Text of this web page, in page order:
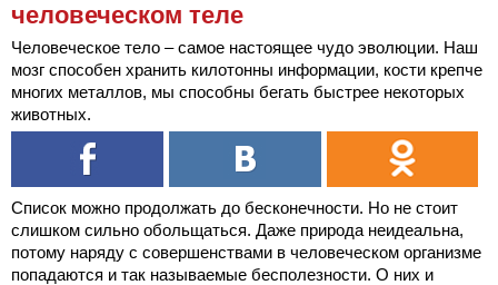
человеческом теле
Человеческое тело – самое настоящее чудо эволюции. Наш
мозг способен хранить килотонны информации, кости крепче
многих металлов, мы способны бегать быстрее некоторых
животных.
Список можно продолжать до бесконечности. Но не стоит
слишком сильно обольщаться. Даже природа неидеальна,
потому наряду с совершенствами в человеческом организме
попадаются и так называемые бесполезности. О них и